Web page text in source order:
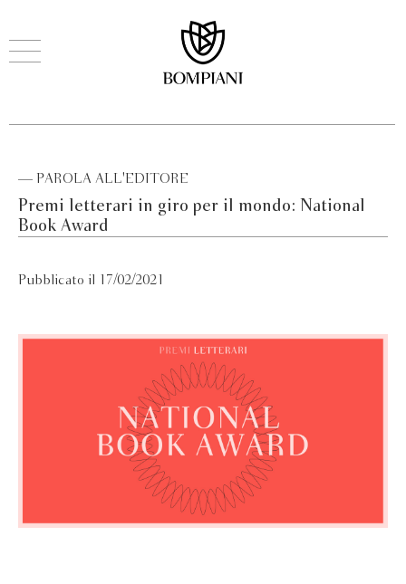
— PAROLA ALL'EDITORE
Premi letterari in giro per il mondo: National
Book Award
Pubblicato il 17/02/2021